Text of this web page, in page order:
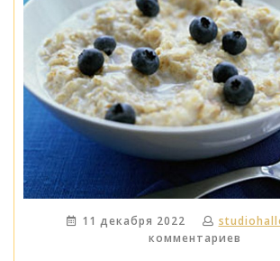
11 декабря 2022
комментариев